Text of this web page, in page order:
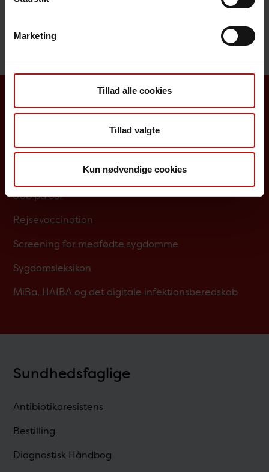
Marketing
Tillad alle cookies
Tillad valgte
Kun nødvendige cookies
FLERE NYHEDER
Borgere
Det danske børnevaccinationsprogram
Influenzavaccination
Job på SSI
Rejsevaccination
Screening for medfødte sygdomme
Sygdomsleksikon
MiBa, HAIBA og det digitale infektionsberedskab
Sundhedsfaglige
Antibiotikaresistens
Bestilling
Diagnostisk Håndbog